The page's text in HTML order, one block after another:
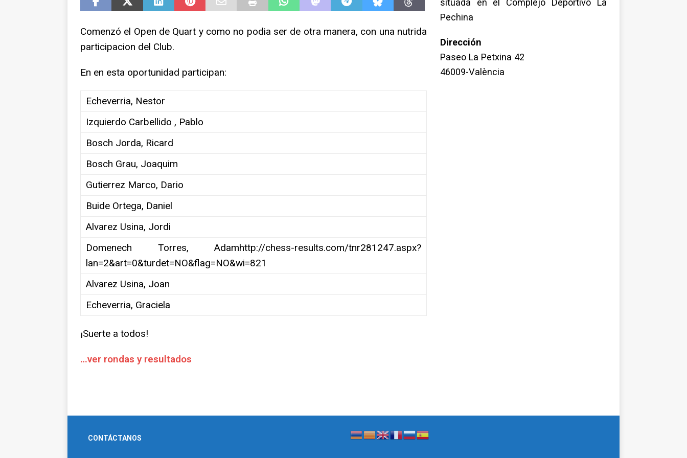
Comenzó el Open de Quart y como no podia ser de otra manera, con una nutrida
participacion del Club.
En en esta oportunidad participan:
Echeverria, Nestor
Izquierdo Carbellido , Pablo
Bosch Jorda, Ricard
Bosch Grau, Joaquim
Gutierrez Marco, Dario
Buide Ortega, Daniel
Alvarez Usina, Jordi
Domenech Torres, Adamhttp://chess-results.com/tnr281247.aspx?
lan=2&art=0&turdet=NO&flag=NO&wi=821
Alvarez Usina, Joan
Echeverria, Graciela
¡Suerte a todos!
…ver rondas y resultados
situada en el Complejo Deportivo La
Pechina
Dirección
Paseo La Petxina 42
46009-València
CONTÁCTANOS